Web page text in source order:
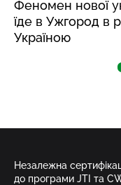
Феномен нової
їде в Ужгород в
Україною
Незалежна
до програми JTI та